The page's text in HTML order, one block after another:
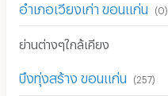
อำเภอเวียงเก่า ขอนแก่น (0)
ย่านต่างๆใกล้เคียง
บึงทุ่งสร้าง ขอนแก่น (257)